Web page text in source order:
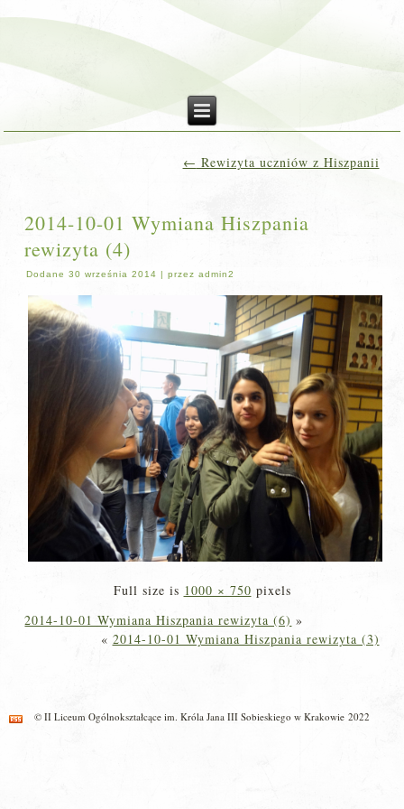
← Rewizyta uczniów z Hiszpanii
2014-10-01 Wymiana Hiszpania
rewizyta (4)
Dodane 30 września 2014 |przez admin2
Full size is 1000 × 750 pixels
2014-10-01 Wymiana Hiszpania rewizyta (6) »
« 2014-10-01 Wymiana Hiszpania rewizyta (3)
© II Liceum Ogólnokształcące im. Króla Jana III Sobieskiego w Krakowie 2022